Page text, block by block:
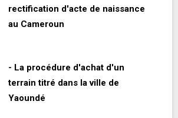
rectification d'acte de naissance
au Cameroun
- La procédure d'achat d'un
terrain titré dans la ville de
Yaoundé